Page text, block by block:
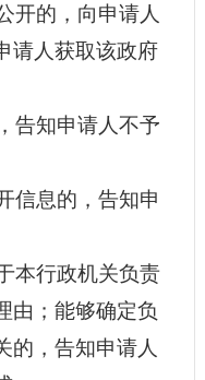
开的，向申请人
请人获取该政府
告知申请人不予
信息的，告知申
本行政机关负责
由；能够确定负
的，告知申请人